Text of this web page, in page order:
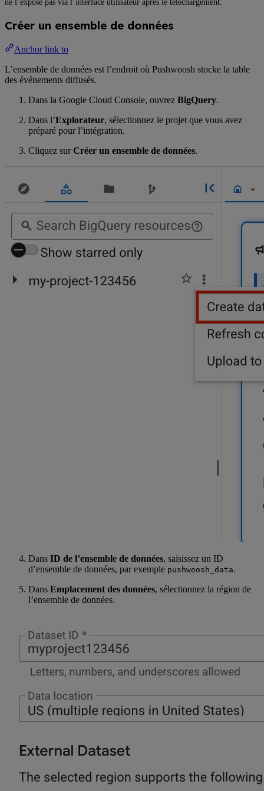
ne l’expose pas via l’interface utilisateur après le téléchargement.
Créer un ensemble de données
Anchor link to
L’ensemble de données est l’endroit où Pushwoosh stocke la table
des événements diffusés.
Dans la Google Cloud Console, ouvrez BigQuery.
Dans l’Explorateur, sélectionnez le projet que vous avez
préparé pour l’intégration.
Cliquez surCréer un ensemble de données.
Dans ID de l’ensemble de données, saisissez un ID
d’ensemble de données, par exemple pushwoosh_data.
Dans Emplacement des données, sélectionnez la région de
l’ensemble de données.